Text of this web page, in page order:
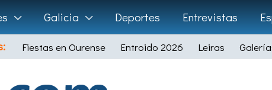
Galicia Deportes Entrevistas
Fiestas en Ourense Entroido 2026 Leiras